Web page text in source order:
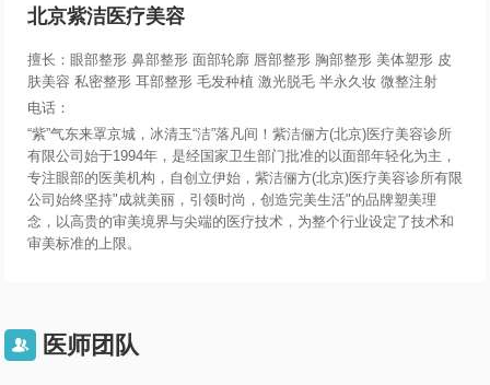
北京紫洁医疗美容
擅长：眼部整形 鼻部整形 面部轮廓 唇部整形 胸部整形 美体塑形 皮
肤美容 私密整形 耳部整形 毛发种植 激光脱毛 半永久妆 微整注射
电话：
“紫”气东来罩京城，冰清玉“洁”落凡间！紫洁俪方(北京)医疗美容诊所
有限公司始于1994年，是经国家卫生部门批准的以面部年轻化为主，
专注眼部的医美机构，自创立伊始，紫洁俪方(北京)医疗美容诊所有限
公司始终坚持"成就美丽，引领时尚，创造完美生活"的品牌塑美理
念，以高贵的审美境界与尖端的医疗技术，为整个行业设定了技术和
审美标准的上限。
 医师团队